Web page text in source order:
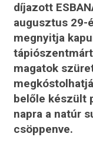
díjazott
augusztus 29-
megnyitja
magatok
belőle készült
napra a natúr
csöppenve.